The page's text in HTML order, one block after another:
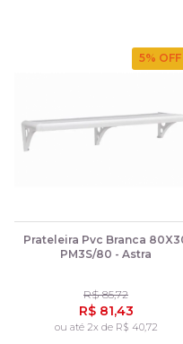
5% OFF
Prateleira Pvc Branca
PM3S/80 - Astra
R$ 85,72
R$ 81,43
ou até 2x de R$ 40,72